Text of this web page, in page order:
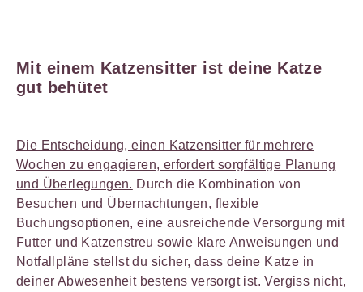
Mit einem Katzensitter ist deine Katze
gut behütet
Die Entscheidung, einen Katzensitter für mehrere
Wochen zu engagieren, erfordert sorgfältige Planung
und Überlegungen. Durch die Kombination von
Besuchen und Übernachtungen, flexible
Buchungsoptionen, eine ausreichende Versorgung mit
Futter und Katzenstreu sowie klare Anweisungen und
Notfallpläne stellst du sicher, dass deine Katze in
deiner Abwesenheit bestens versorgt ist. Vergiss nicht,